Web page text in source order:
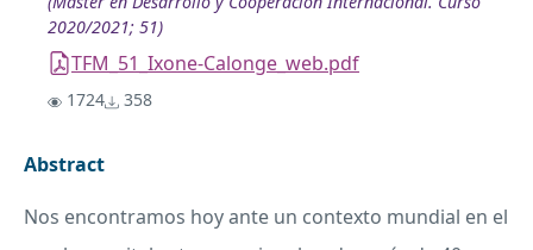
2020/2021; 51)
TFM_51_Ixone-Calonge_web.pdf
1724 358
Abstract
Nos encontramos hoy ante un contexto mundial en el